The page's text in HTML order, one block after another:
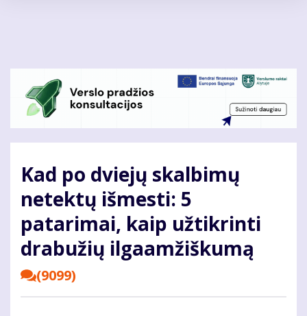
Kad po dviejų skalbimų
netektų išmesti: 5
patarimai, kaip užtikrinti
drabužių ilgaamžiškumą
(9099)